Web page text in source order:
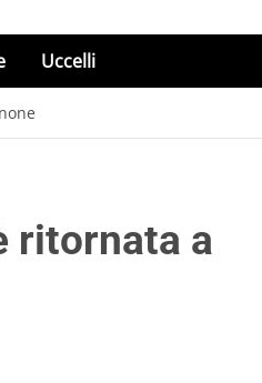
Uccelli
ritornata a